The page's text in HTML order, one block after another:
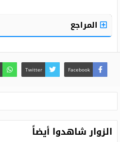
المراجع
Facebook
Twitter
الزوار شاهدوا أيضاً